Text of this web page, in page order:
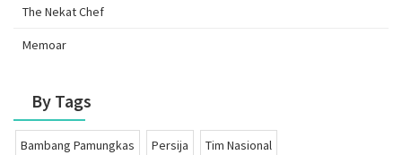
The Nekat Chef
Memoar
By Tags
Bambang Pamungkas Persija Tim Nasional